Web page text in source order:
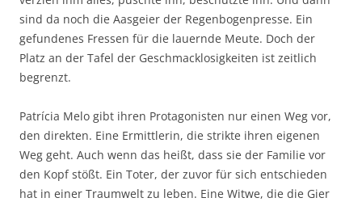
sind da noch die Aasgeier der Regenbogenpresse. Ein
gefundenes Fressen für die lauernde Meute. Doch der
Platz an der Tafel der Geschmacklosigkeiten ist zeitlich
begrenzt.
Patrícia Melo gibt ihren Protagonisten nur einen Weg vor,
den direkten. Eine Ermittlerin, die strikte ihren eigenen
Weg geht. Auch wenn das heißt, dass sie der Familie vor
den Kopf stößt. Ein Toter, der zuvor für sich entschieden
hat in einer Traumwelt zu leben. Eine Witwe, die die Gier